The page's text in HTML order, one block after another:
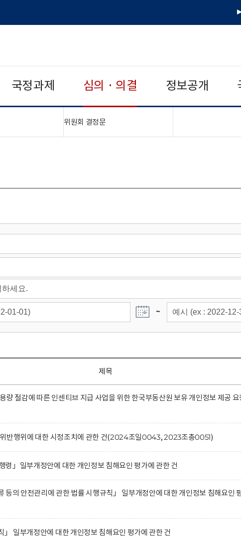
유
국정과제 심의 · 의결 정보공개
위원회 결정문"접기,펼치기"
~
제목
량 절감에 따른 인센티브 지급 사업을 위한 한국부동산원 보유 개인정보 제공
반행위에 대한 시정조치에 관한 건(2024조일0043, 2023조총0051)
령」일부개정안에 대한 개인정보 침해요인 평가에 관한 건
등의 안전관리에 관한 법률 시행규칙」 일부개정안에 대한 개인정보 침해요인
」 일부개정안에 대한 개인정보 침해요인 평가에 관한 건